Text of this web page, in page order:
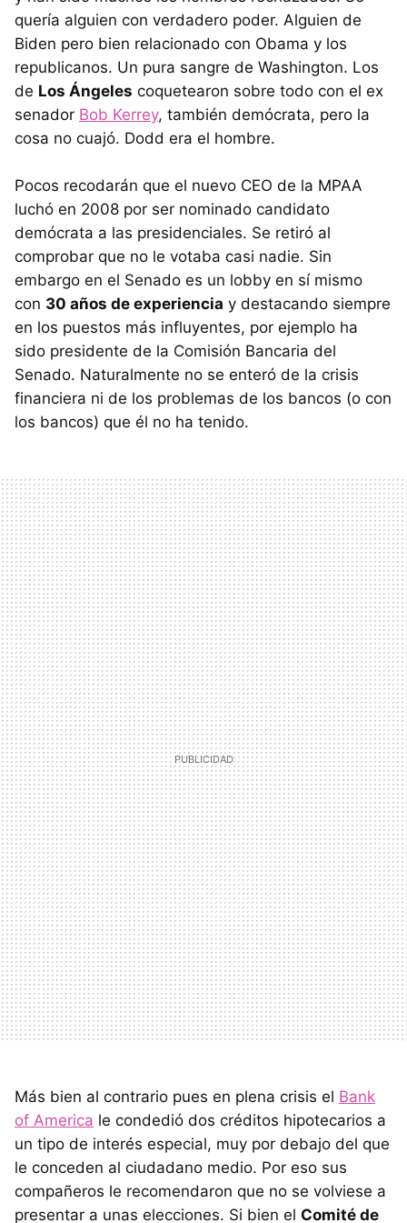
quería alguien con verdadero poder. Alguien de
Biden pero bien relacionado con Obama y los
republicanos. Un pura sangre de Washington. Los
de Los Ángeles coquetearon sobre todo con el ex
senador Bob Kerrey, también demócrata, pero la
cosa no cuajó. Dodd era el hombre.
Pocos recodarán que el nuevo CEO de la MPAA
luchó en 2008 por ser nominado candidato
demócrata a las presidenciales. Se retiró al
comprobar que no le votaba casi nadie. Sin
embargo en el Senado es un lobby en sí mismo
con 30 años de experiencia y destacando siempre
en los puestos más influyentes, por ejemplo ha
sido presidente de la Comisión Bancaria del
Senado. Naturalmente no se enteró de la crisis
financiera ni de los problemas de los bancos (o con
los bancos) que él no ha tenido.
Más bien al contrario pues en plena crisis el Bank
of America le condedió dos créditos hipotecarios a
un tipo de interés especial, muy por debajo del que
le conceden al ciudadano medio. Por eso sus
compañeros le recomendaron que no se volviese a
presentar a unas elecciones. Si bien el Comité de